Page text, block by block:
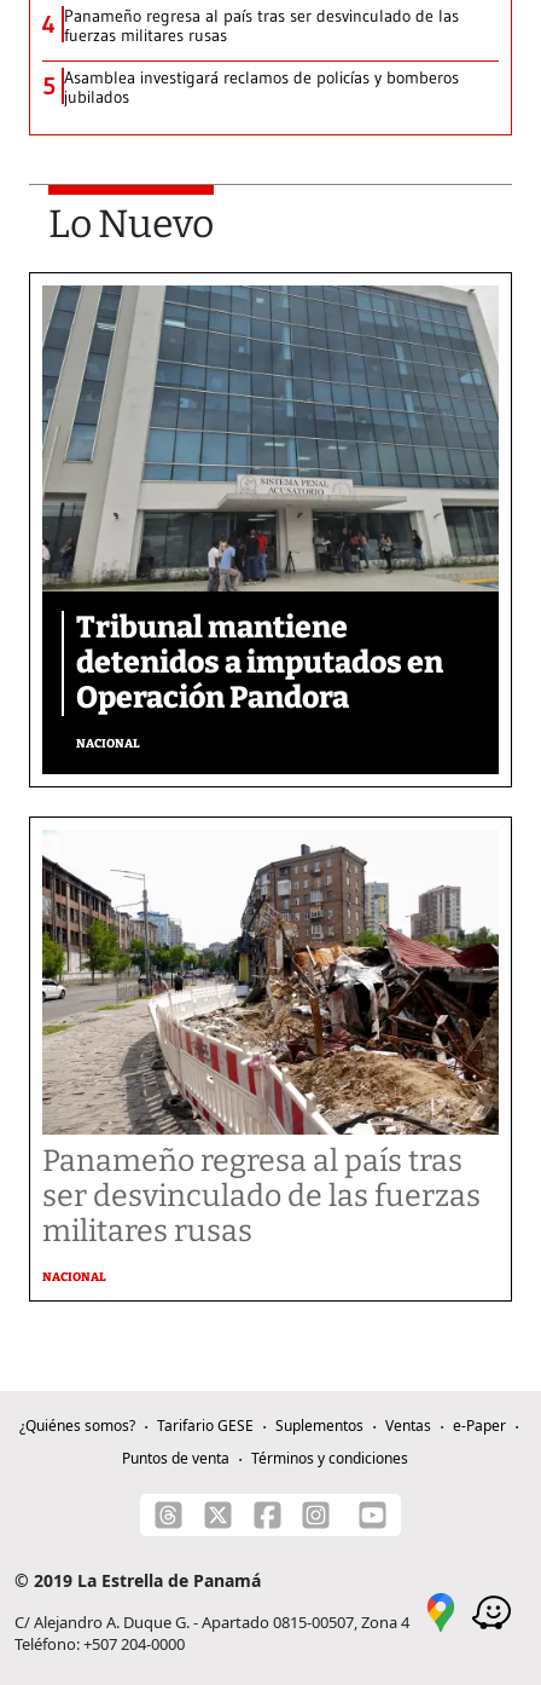
4 Panameño regresa al país tras ser desvinculado de las
fuerzas militares rusas
5 Asamblea investigará reclamos de policías y bomberos
jubilados
Lo Nuevo
Tribunal mantiene
detenidos a imputados en
Operación Pandora
NACIONAL
Panameño regresa al país tras
ser desvinculado de las fuerzas
militares rusas
NACIONAL
¿Quiénes somos? Tarifario GESE Suplementos Ventas
e-Paper
Puntos de venta
Términos y condiciones
© 2019 La Estrella de Panamá
C/ Alejandro A. Duque G. - Apartado 0815-00507, Zona 4
Teléfono: +507 204-0000